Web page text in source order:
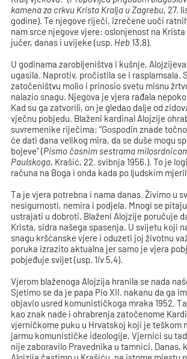
kamena za crkvu Krista Kralja u Zagrebu, 27.
godine). Te njegove riječi, izrečene uoči
nam srce njegove vjere: oslonjenost na
jučer, danas i uvijeke (usp. Heb 13,8).
U godinama zarobljeništva i kušnje,
ugasila. Naprotiv, pročistila se i rasplamsala.
zatočeništvu molio i prinosio svetu misnu
nalazio snagu. Njegova je vjera rađala
Kad su ga zatvorili, on je gledao dalje od
vječnu pobjedu. Blaženi kardinal Alojzije
suvremenike riječima: "Gospodin znade
će dati dana velikog mira, da se duše mogu
bojeve" (Pismo časnim sestrama
Paulskoga, Krašić, 22. svibnja 1956.). To je
računa na Boga i onda kada po ljudskim
Ta je vjera potrebna i nama danas. Živimo u
nesigurnosti, nemira i podjela. Mnogi se
ustrajati u dobroti. Blaženi Alojzije poručuje
Krista, sidra našega spasenja. U svijetu koji
snagu kršćanske vjere i oduzeti joj životnu
poruka izrazito aktualna jer samo je vjera
pobjeđuje svijet (usp. 1Iv 5,4).
Vjerom blaženoga Alojzija hranila se nada
Sjetimo se da je papa Pio XII. nakanu da ga
objavio usred komunističkoga mraka 1952.
kao znak nade i ohrabrenja zatočenome
vjerničkome puku u Hrvatskoj koji je teškom
jarmu komunističke ideologije. Vjernici su
nije zaboravilo Pravednika u tamnici. Danas,